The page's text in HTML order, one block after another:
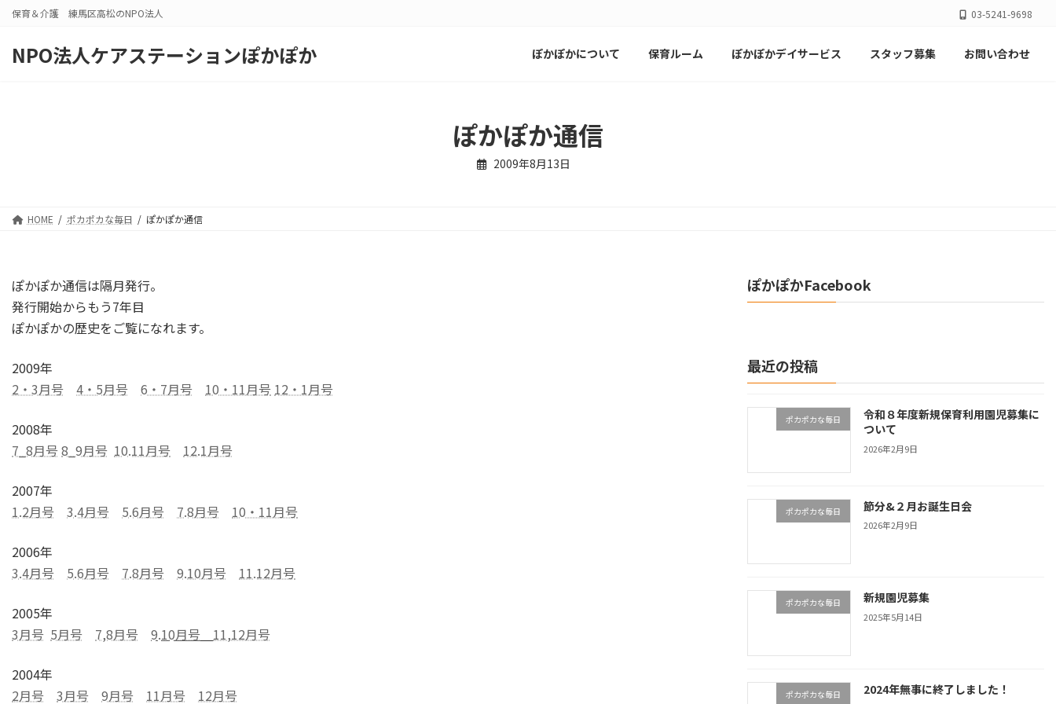
保育＆介護 練馬区高松のNPO法人 03-5241-9698
NPO法人ケアステーションぽかぽか ぽかぽかについて 保育ルーム ぽかぽかデイサービス スタッフ募集 お問い合わせ
ぽかぽか通信
2009年8月13日
HOME ポカポカな毎日 ぽかぽか通信
ぽかぽか通信は隔月発行。
発行開始からもう7年目
ぽかぽかの歴史をご覧になれます。
2009年
2・3月号
4・5月号 6・7月号 10・11月号 12・1月号
2008年
7_8月号8_9月号 10.11月号 12.1月号
2007年
1.2月号
3.4月号 5.6月号 7.8月号 10・11月号
2006年
3.4月号
5.6月号 7.8月号 9.10月号 11.12月号
2005年
3月号 5月号 7,8月号 9.10月号 11,12月号
2004年
2月号
3月号 9月号 11月号 12月号
ぽかぽかFacebook
最近の投稿
ポカポカな毎日
令和８年度新規保育利用園児募集に
ついて
2026年2月9日
ポカポカな毎日 節分&２月お誕生日会
2026年2月9日
ポカポカな毎日 新規園児募集
2025年5月14日
ポカポカな毎日 2024年無事に終了しました！